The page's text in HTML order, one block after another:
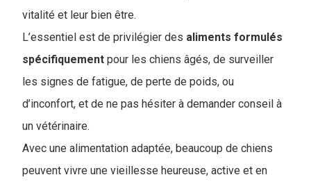
vitalité et leur bien être.
L’essentiel est de privilégier des aliments formulés
spécifiquement pour les chiens âgés, de surveiller
les signes de fatigue, de perte de poids, ou
d’inconfort, et de ne pas hésiter à demander conseil à
un vétérinaire.
Avec une alimentation adaptée, beaucoup de chiens
peuvent vivre une vieillesse heureuse, active et en